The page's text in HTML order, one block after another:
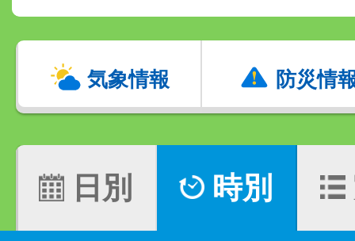
気象情報 防災情
日別 時別